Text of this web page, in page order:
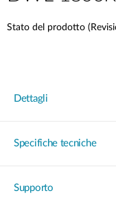
Stato del prodotto
Dettagli
Specifiche tecniche
Supporto